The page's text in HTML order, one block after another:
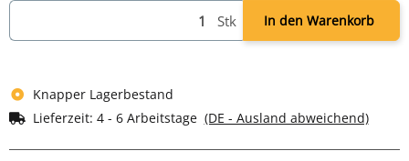
Stk In den Warenkorb
Knapper Lagerbestand
Lieferzeit: 4 - 6 Arbeitstage (DE - Ausland abweichend)